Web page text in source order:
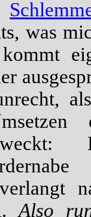
was
weckt:
Also